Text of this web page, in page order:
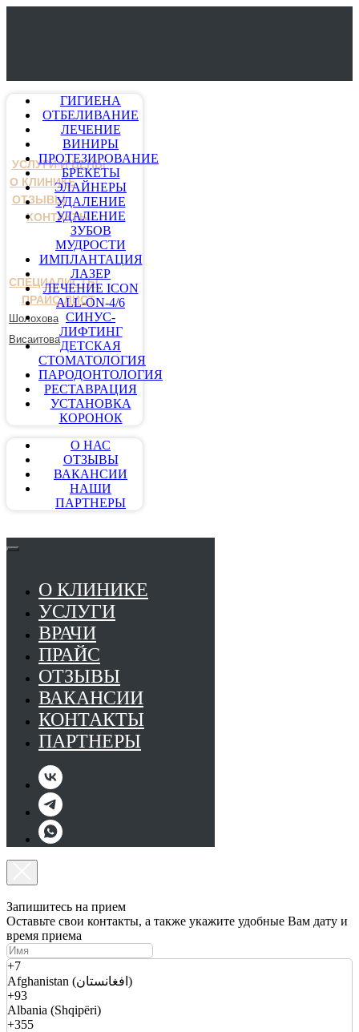
УСЛУГИ И ЦЕНЫ
О КЛИНИКЕ
ОТЗЫВЫ
КОНТАКТЫ
СПЕЦИАЛИСТЫ
ПРАЙС-ЛИСТ
Шолохова
Висаитова
ГИГИЕНА
ОТБЕЛИВАНИЕ
ЛЕЧЕНИЕ
ВИНИРЫ
ПРОТЕЗИРОВАНИЕ
БРЕКЕТЫ
ЭЛАЙНЕРЫ
УДАЛЕНИЕ
УДАЛЕНИЕ
ЗУБОВ
МУДРОСТИ
ИМПЛАНТАЦИЯ
ЛАЗЕР
ЛЕЧЕНИЕ ICON
ALL-ON-4/6
СИНУС-
ЛИФТИНГ
ДЕТСКАЯ
СТОМАТОЛОГИЯ
ПАРОДОНТОЛОГИЯ
РЕСТАВРАЦИЯ
УСТАНОВКА
КОРОНОК
О НАС
ОТЗЫВЫ
ВАКАНСИИ
НАШИ
ПАРТНЕРЫ
О КЛИНИКЕ
УСЛУГИ
ВРАЧИ
ПРАЙС
ОТЗЫВЫ
ВАКАНСИИ
КОНТАКТЫ
ПАРТНЕРЫ
Запишитесь на прием
Оставьте свои контакты, а также укажите удобные Вам дату и
время приема
+7
Afghanistan (افغانستان)
+93
Albania (Shqipëri)
+355